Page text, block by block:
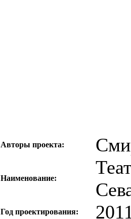
Авторы проекта:
Наименование:
Год проектирования: